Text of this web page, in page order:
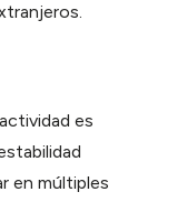
es
en múltiples